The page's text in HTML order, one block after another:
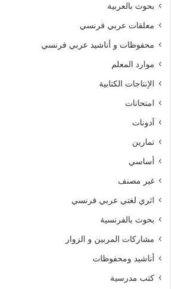
بحوث بالعربية
معلقات عربي فرنسي
محفوظات و أناشيد عربي فرنسي
موارد المعلم
الإنتاجات الكتابية
امتحانات
آدونات
تمارين
أساسي
غير مصنف
اثري لغتي عربي فرنسي
بحوث بالفرنسية
مشاركات المربين و الزوار
أناشيد ومحفوظات
كتب مدرسية